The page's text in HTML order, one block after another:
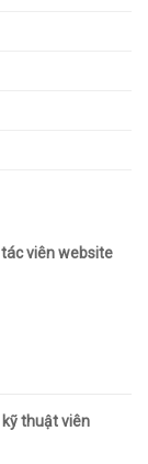
viên website
thuật viên